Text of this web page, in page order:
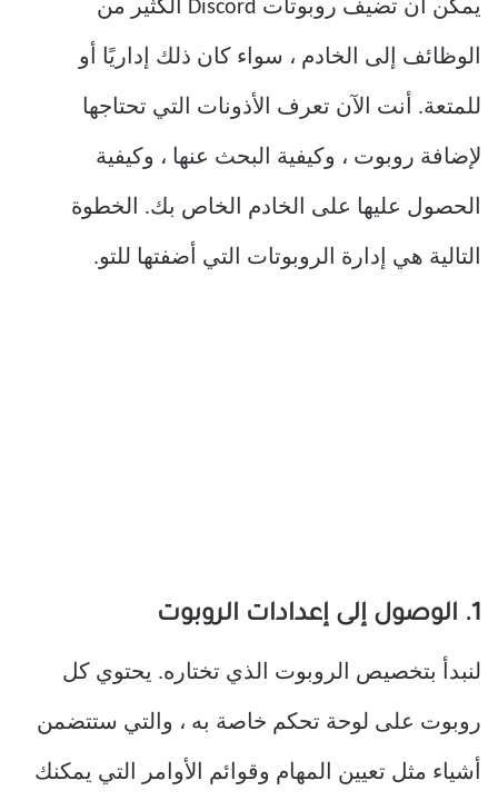
يمكن أن تضيف روبوتات Discord الكثير من
الوظائف إلى الخادم ، سواء كان ذلك إداريًا أو
للمتعة. أنت الآن تعرف الأذونات التي تحتاجها
لإضافة روبوت ، وكيفية البحث عنها ، وكيفية
الحصول عليها على الخادم الخاص بك. الخطوة
التالية هي إدارة الروبوتات التي أضفتها للتو.
1. الوصول إلى إعدادات الروبوت
لنبدأ بتخصيص الروبوت الذي تختاره. يحتوي كل
روبوت على لوحة تحكم خاصة به ، والتي ستتضمن
أشياء مثل تعيين المهام وقوائم الأوامر التي يمكنك